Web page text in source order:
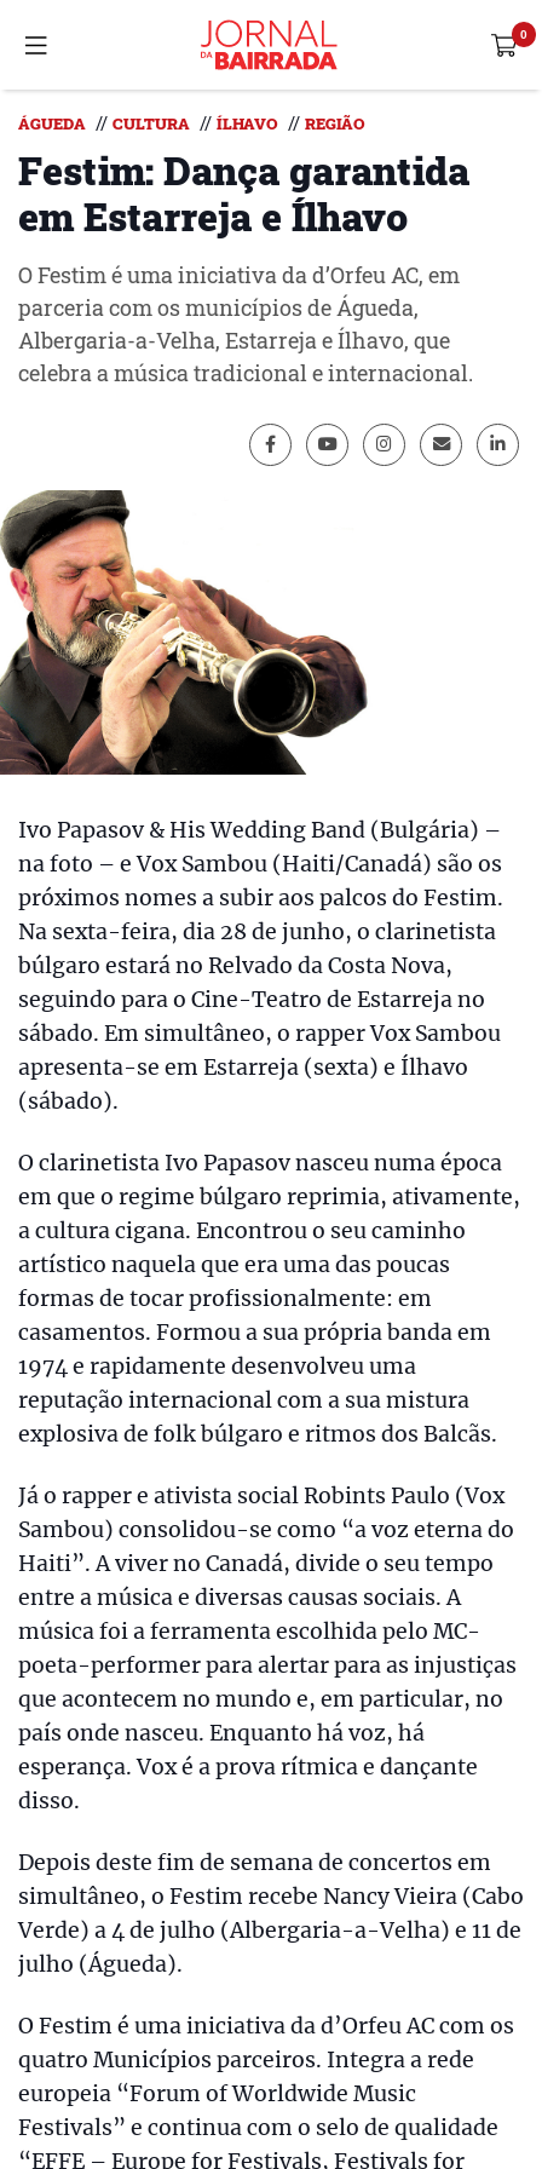
ÁGUEDA // CULTURA // ÍLHAVO // REGIÃO
Festim: Dança garantida
em Estarreja e Ílhavo
O Festim é uma iniciativa da d’Orfeu AC, em
parceria com os municípios de Águeda,
Albergaria-a-Velha, Estarreja e Ílhavo, que
celebra a música tradicional e internacional.
Ivo Papasov & His Wedding Band (Bulgária) –
na foto – e Vox Sambou (Haiti/Canadá) são os
próximos nomes a subir aos palcos do Festim.
Na sexta-feira, dia 28 de junho, o clarinetista
búlgaro estará no Relvado da Costa Nova,
seguindo para o Cine-Teatro de Estarreja no
sábado. Em simultâneo, o rapper Vox Sambou
apresenta-se em Estarreja (sexta) e Ílhavo
(sábado).
O clarinetista Ivo Papasov nasceu numa época
em que o regime búlgaro reprimia, ativamente,
a cultura cigana. Encontrou o seu caminho
artístico naquela que era uma das poucas
formas de tocar profissionalmente: em
casamentos. Formou a sua própria banda em
1974 e rapidamente desenvolveu uma
reputação internacional com a sua mistura
explosiva de folk búlgaro e ritmos dos Balcãs.
Já o rapper e ativista social Robints Paulo (Vox
Sambou) consolidou-se como “a voz eterna do
Haiti”. A viver no Canadá, divide o seu tempo
entre a música e diversas causas sociais. A
música foi a ferramenta escolhida pelo MC-
poeta-performer para alertar para as injustiças
que acontecem no mundo e, em particular, no
país onde nasceu. Enquanto há voz, há
esperança. Vox é a prova rítmica e dançante
disso.
Depois deste fim de semana de concertos em
simultâneo, o Festim recebe Nancy Vieira (Cabo
Verde) a 4 de julho (Albergaria-a-Velha) e 11 de
julho (Águeda).
O Festim é uma iniciativa da d’Orfeu AC com os
quatro Municípios parceiros. Integra a rede
europeia “Forum of Worldwide Music
Festivals” e continua com o selo de qualidade
“EFFE – Europe for Festivals, Festivals for